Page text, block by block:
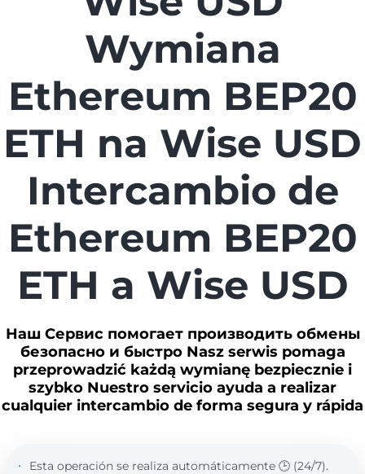
Wymiana
Ethereum BEP20
ETH na Wise USD
Intercambio de
Ethereum BEP20
ETH a Wise USD
Наш Сервис помогает производить обмены
безопасно и быстро Nasz serwis pomaga
przeprowadzić każdą wymianę bezpiecznie i
szybko Nuestro servicio ayuda a realizar
cualquier intercambio de forma segura y rápida
Esta operación se realiza automáticamente 🕒 (24/7).